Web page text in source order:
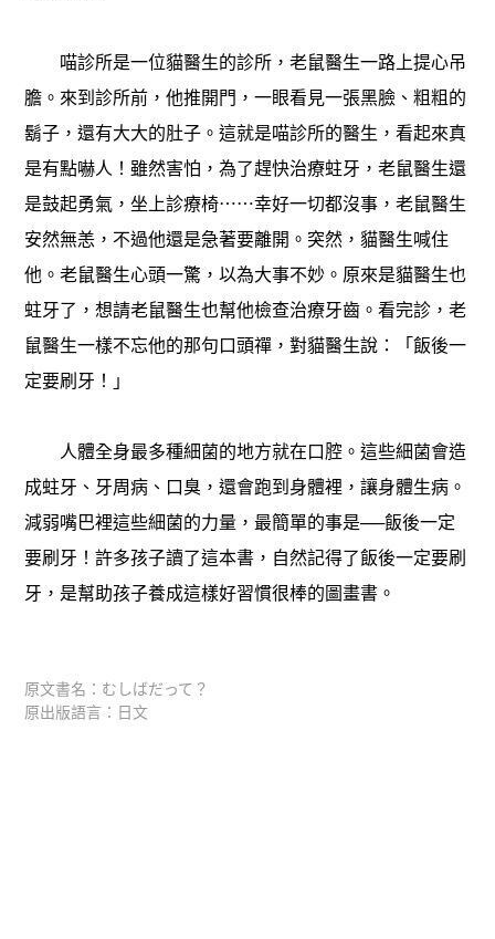
喵診所是一位貓醫生的診所，老鼠醫生一路上提心吊
膽。來到診所前，他推開門，一眼看見一張黑臉、粗粗的
鬍子，還有大大的肚子。這就是喵診所的醫生，看起來真
是有點嚇人！雖然害怕，為了趕快治療蛀牙，老鼠醫生還
是鼓起勇氣，坐上診療椅⋯⋯幸好一切都沒事，老鼠醫生
安然無恙，不過他還是急著要離開。突然，貓醫生喊住
他。老鼠醫生心頭一驚，以為大事不妙。原來是貓醫生也
蛀牙了，想請老鼠醫生也幫他檢查治療牙齒。看完診，老
鼠醫生一樣不忘他的那句口頭禪，對貓醫生說：「飯後一
定要刷牙！」
人體全身最多種細菌的地方就在口腔。這些細菌會造
成蛀牙、牙周病、口臭，還會跑到身體裡，讓身體生病。
減弱嘴巴裡這些細菌的力量，最簡單的事是──飯後一定
要刷牙！許多孩子讀了這本書，自然記得了飯後一定要刷
牙，是幫助孩子養成這樣好習慣很棒的圖畫書。
原文書名：むしばだって？
原出版語言：日文